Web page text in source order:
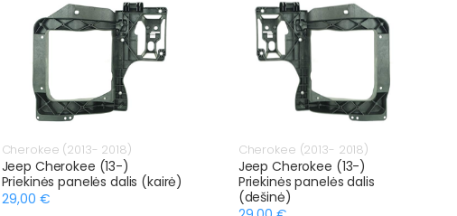
Cherokee (2013- 2018)
Jeep Cherokee (13-)
Priekinės panelės dalis (kairė)
29,00 €
Cherokee (2013- 2018)
Jeep Cherokee (13-)
Priekinės panelės dalis
(dešinė)